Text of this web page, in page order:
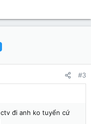
#3
đi anh ko tuyển cứ